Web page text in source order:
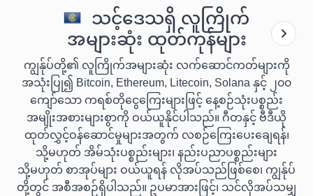
သင့်ဒေသရှိ လူကြိုက်
အများဆုံး ထုတ်ကုန်များ
ကျွန်ုပ်တို့၏ လူကြိုက်အများဆုံး လက်ဆောင်ကတ်များကို
အသုံးပြု၍ Bitcoin, Ethereum, Litecoin, Solana နှင့် ၂၀၀
ကျော်သော ကရစ်တိုငွေကြေးများဖြင့် နေ့စဉ်သုံးပစ္စည်း
အမျိုးအစားများစွာကို ဝယ်ယူနိုင်ပါသည်။ ဂီတနှင့် ဗီဒီယို
ထုတ်လွှင့်ဝန်ဆောင်မှုများအတွက် လစဉ်ကြေးပေးချေရန်၊
သို့မဟုတ် အိမ်သုံးပစ္စည်းများ၊ နည်းပညာပစ္စည်းများ
သို့မဟုတ် စာအုပ်များ ဝယ်ယူရန် လိုအပ်သည်ဖြစ်စေ၊ ကျွန်ုပ်
တို့တွင် အစီအစဉ်ရှိပါသည်။ ဥပမာအားဖြင့်၊ သင်လိုအပ်သမျှ